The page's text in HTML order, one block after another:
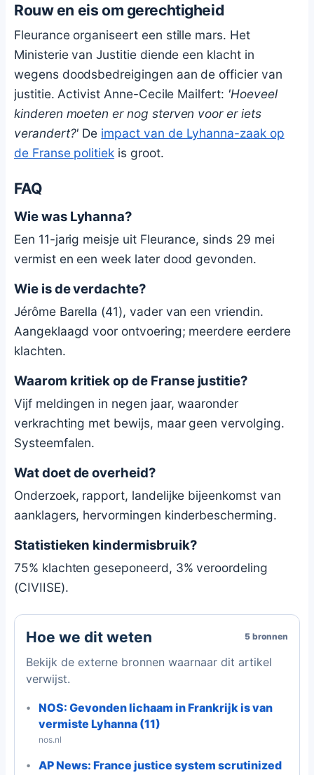
Rouw en eis om gerechtigheid
Fleurance organiseert een stille mars. Het
Ministerie van Justitie diende een klacht in
wegens doodsbedreigingen aan de officier van
justitie. Activist Anne-Cecile Mailfert: 'Hoeveel
kinderen moeten er nog sterven voor er iets
verandert?' De impact van de Lyhanna-zaak op
de Franse politiek is groot.
FAQ
Wie was Lyhanna?
Een 11-jarig meisje uit Fleurance, sinds 29 mei
vermist en een week later dood gevonden.
Wie is de verdachte?
Jérôme Barella (41), vader van een vriendin.
Aangeklaagd voor ontvoering; meerdere eerdere
klachten.
Waarom kritiek op de Franse justitie?
Vijf meldingen in negen jaar, waaronder
verkrachting met bewijs, maar geen vervolging.
Systeemfalen.
Wat doet de overheid?
Onderzoek, rapport, landelijke bijeenkomst van
aanklagers, hervormingen kinderbescherming.
Statistieken kindermisbruik?
75% klachten geseponeerd, 3% veroordeling
(CIVIISE).
Hoe we dit weten 5 bronnen
Bekijk de externe bronnen waarnaar dit artikel
verwijst.
NOS: Gevonden lichaam in Frankrijk is van
vermiste Lyhanna (11)
nos.nl
AP News: France justice system scrutinized